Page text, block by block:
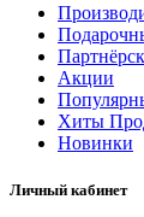
Акции
Хиты
Новинки
Личный кабинет